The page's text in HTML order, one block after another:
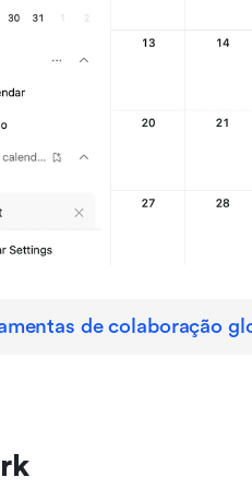
de colaboração